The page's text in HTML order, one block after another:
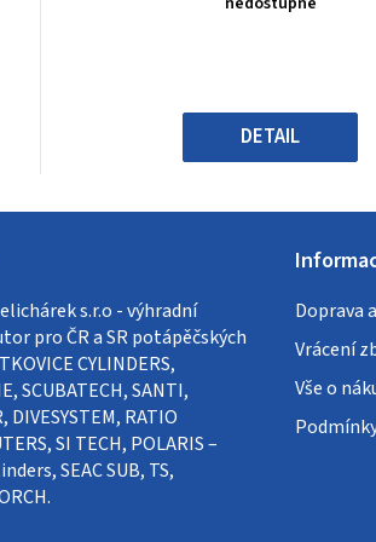
5
hvězdiček.
DETAIL
s.r.o - výhradní
pro ČR a SR potápěčských
CYLINDERS,
SCUBATECH, SANTI,
DIVESYSTEM, RATIO
SI TECH, POLARIS –
SEAC SUB, TS,
Doprava
Vrácení
Vše o